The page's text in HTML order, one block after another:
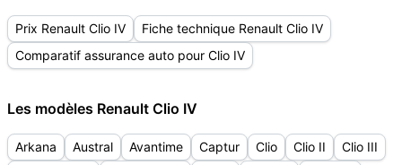
Prix Renault Clio IV
Fiche technique Renault Clio IV
Comparatif assurance auto pour Clio IV
Les modèles Renault Clio IV
Arkana Austral Avantime Captur Clio Clio II
Clio III